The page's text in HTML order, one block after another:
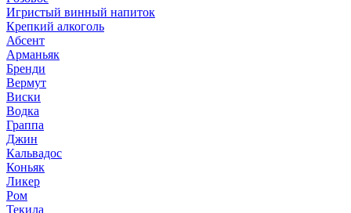
Игристый винный напиток
Крепкий алкоголь
Абсент
Арманьяк
Бренди
Вермут
Виски
Водка
Граппа
Джин
Кальвадос
Коньяк
Ликер
Ром
Текила